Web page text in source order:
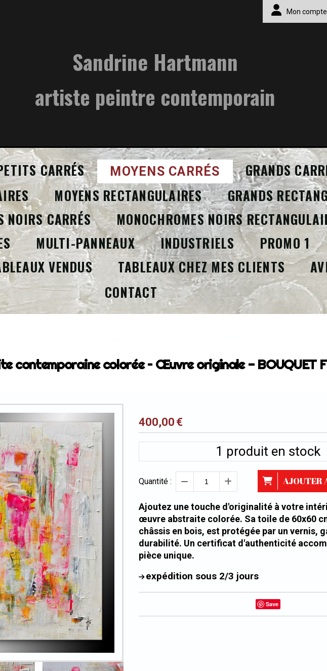
Sandrine Hartmann
artiste peintre contemporain
Mon compte
CARRÉS MOYENS CARRÉS
GRANDS
MOYENS RECTANGULAIRES
GRANDS
NOIRS CARRÉS
MONOCHROMES NOIRS
MULTI-PANNEAUX INDUSTRIELS PROMO 1
VENDUS TABLEAUX CHEZ MES CLIENTS
CONTACT
contemporaine colorée – Œuvre originale - BOUQUET
400,00 €
1 produit en stock
Quantité : AJOUTER
Ajoutez une touche d'originalité à votre
œuvre abstraite colorée. Sa toile de 60x60
châssis en bois, est protégée par un vernis,
durabilité. Un certificat d'authenticité
pièce unique.
expédition sous 2/3 jours
Save